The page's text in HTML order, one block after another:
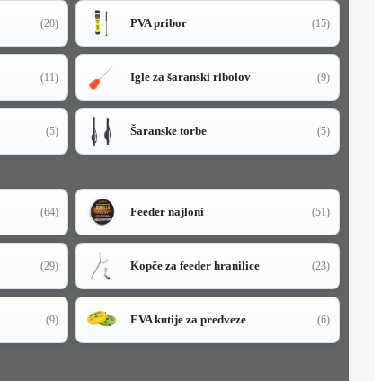
(20) PVA pribor (15)
(11) Igle za šaranski ribolov (9)
(5) Šaranske torbe (5)
(64) Feeder najloni (51)
(29) Kopče za feeder hranilice (23)
(9) EVA kutije za predveze (6)